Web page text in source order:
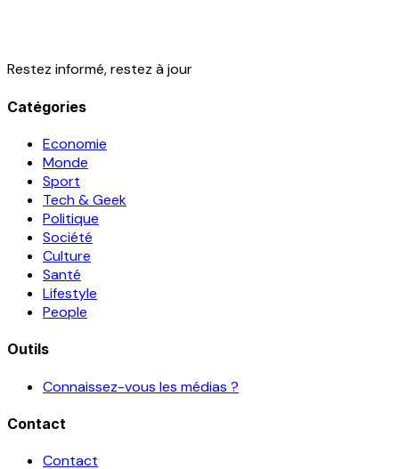
Restez informé, restez à jour
Catégories
Economie
Monde
Sport
Tech & Geek
Politique
Société
Culture
Santé
Lifestyle
People
Outils
Connaissez-vous les médias ?
Contact
Contact